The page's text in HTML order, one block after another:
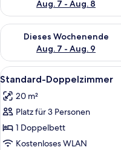
Aug. 7 - Aug. 8
Dieses Wochenende
Aug. 7 - Aug. 9
Überprüfe die
Alle
Fotos
für
Standard-
Doppelzimmer
anzeigen
4
Standard-Doppelzimmer
20 m²
Platz für 3 Personen
1 Doppelbett
Kostenloses WLAN